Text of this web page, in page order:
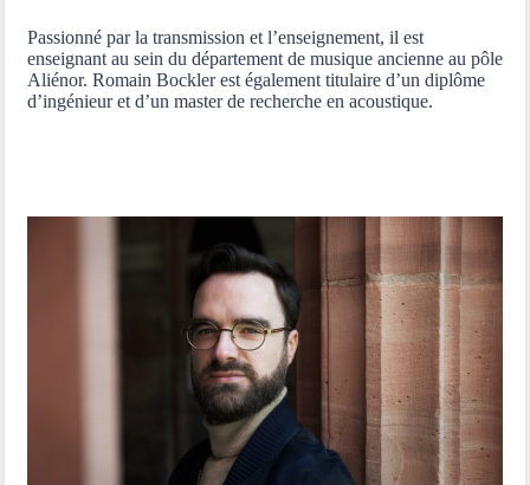
Passionné par la transmission et l’enseignement, il est
enseignant au sein du département de musique ancienne au pôle
Aliénor. Romain Bockler est également titulaire d’un diplôme
d’ingénieur et d’un master de recherche en acoustique.